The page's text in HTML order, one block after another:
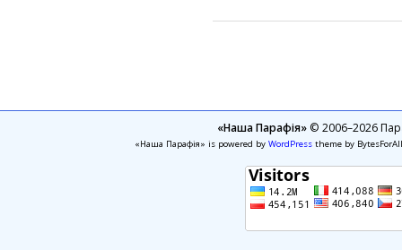
«Наша Парафія»© 2006–2026
«Наша Парафія» is powered by WordPresstheme by